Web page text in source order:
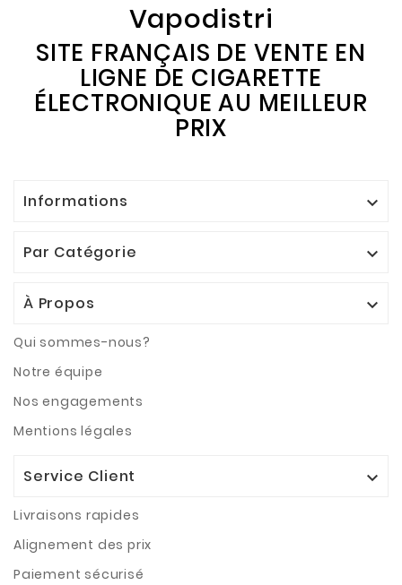
Vapodistri
SITE FRANÇAIS DE VENTE EN
LIGNE DE CIGARETTE
ÉLECTRONIQUE AU MEILLEUR
PRIX
Informations 
Par Catégorie 
À Propos 
Qui sommes-nous?
Notre équipe
Nos engagements
Mentions légales
Service Client 
Livraisons rapides
Alignement des prix
Paiement sécurisé